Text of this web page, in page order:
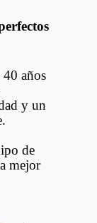
40 años
y un
de
mejor